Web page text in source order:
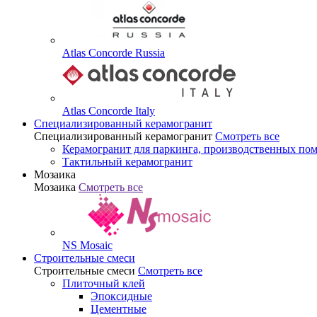
Atlas Concorde Russia
Atlas Concorde Italy
Специализированный керамогранит
Специализированный керамогранит Смотреть все
Керамогранит для паркинга, производственных
Тактильный керамогранит
Мозаика
Мозаика Смотреть все
NS Mosaic
Строительные смеси
Строительные смеси Смотреть все
Плиточный клей
Эпоксидные
Цементные